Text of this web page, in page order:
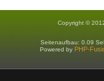
Copyright ©
Seitenaufbau: 0.09
Powered by PHP-